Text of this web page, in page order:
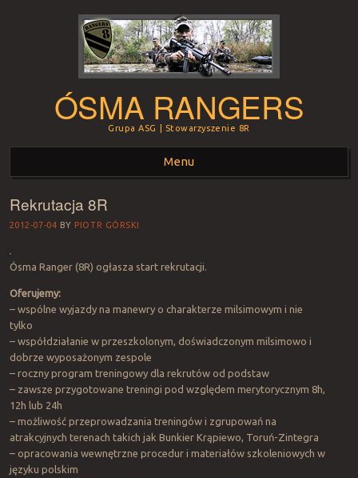
ÓSMA RANGERS
Grupa ASG | Stowarzyszenie 8R
Menu
Skip to content
Rekrutacja 8R
2012-07-04 BY PIOTR GÓRSKI
Ósma Ranger (8R) ogłasza start rekrutacji.
Oferujemy:
– wspólne wyjazdy na manewry o charakterze milsimowym i nie
tylko
– współdziałanie w przeszkolonym, doświadczonym milsimowo i
dobrze wyposażonym zespole
– roczny program treningowy dla rekrutów od podstaw
– zawsze przygotowane treningi pod względem merytorycznym 8h,
12h lub 24h
– możliwość przeprowadzania treningów i zgrupowań na
atrakcyjnych terenach takich jak Bunkier Krąpiewo, Toruń-Zintegra
– opracowania wewnętrzne procedur i materiałów szkoleniowych w
języku polskim